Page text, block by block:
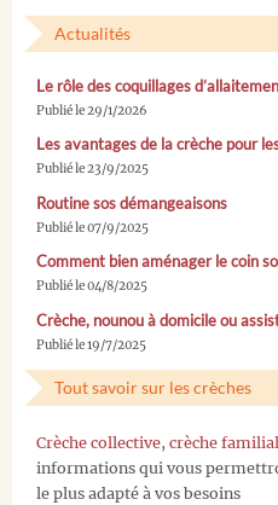
Actualités
Le rôle des coquillages
Publié le 29/1/2026
Les avantages de la crèche pour
Publié le 23/9/2025
Routine sos démangeaisons
Publié le 07/9/2025
Comment bien aménager le coin
Publié le 04/8/2025
Crèche, nounou à domicile ou
Publié le 19/7/2025
Tout savoir sur les crèches
Crèche collective, crèche
informations qui vous
le plus adapté à vos besoins